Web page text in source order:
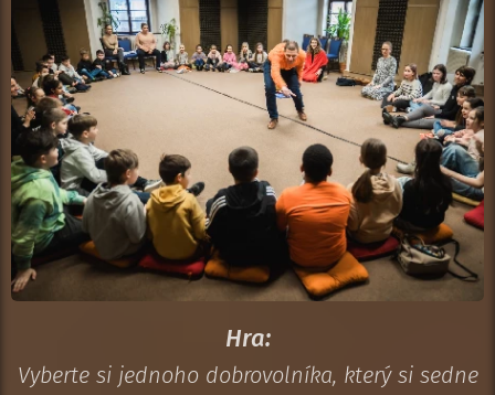
Hra:
Vyberte si jednoho dobrovolníka, který si sedne